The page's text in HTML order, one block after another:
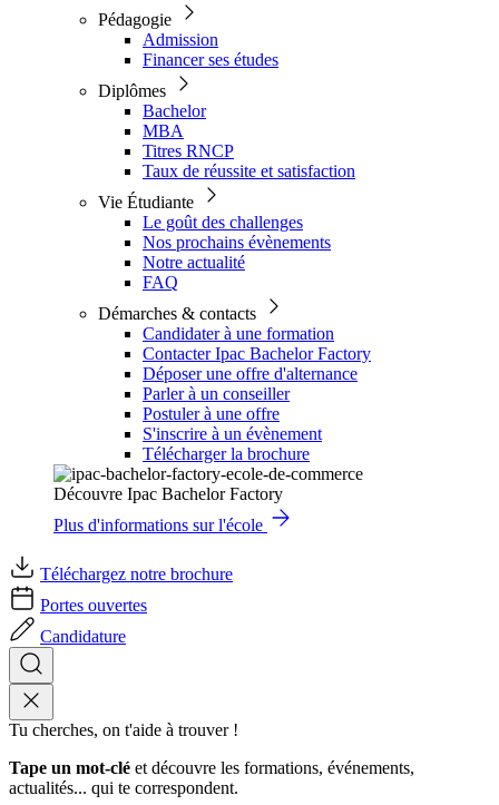
Pédagogie
Admission
Financer ses études
Diplômes
Bachelor
MBA
Titres RNCP
Taux de réussite et satisfaction
Vie Étudiante
Le goût des challenges
Nos prochains évènements
Notre actualité
FAQ
Démarches & contacts
Candidater à une formation
Contacter Ipac Bachelor Factory
Déposer une offre d'alternance
Parler à un conseiller
Postuler à une offre
S'inscrire à un évènement
Télécharger la brochure
Découvre Ipac Bachelor Factory
Plus d'informations sur l'école
Téléchargez notre brochure
Portes ouvertes
Candidature
Tu cherches, on t'aide à trouver !
Tape un mot-clé et découvre les formations, événements,
actualités... qui te correspondent.